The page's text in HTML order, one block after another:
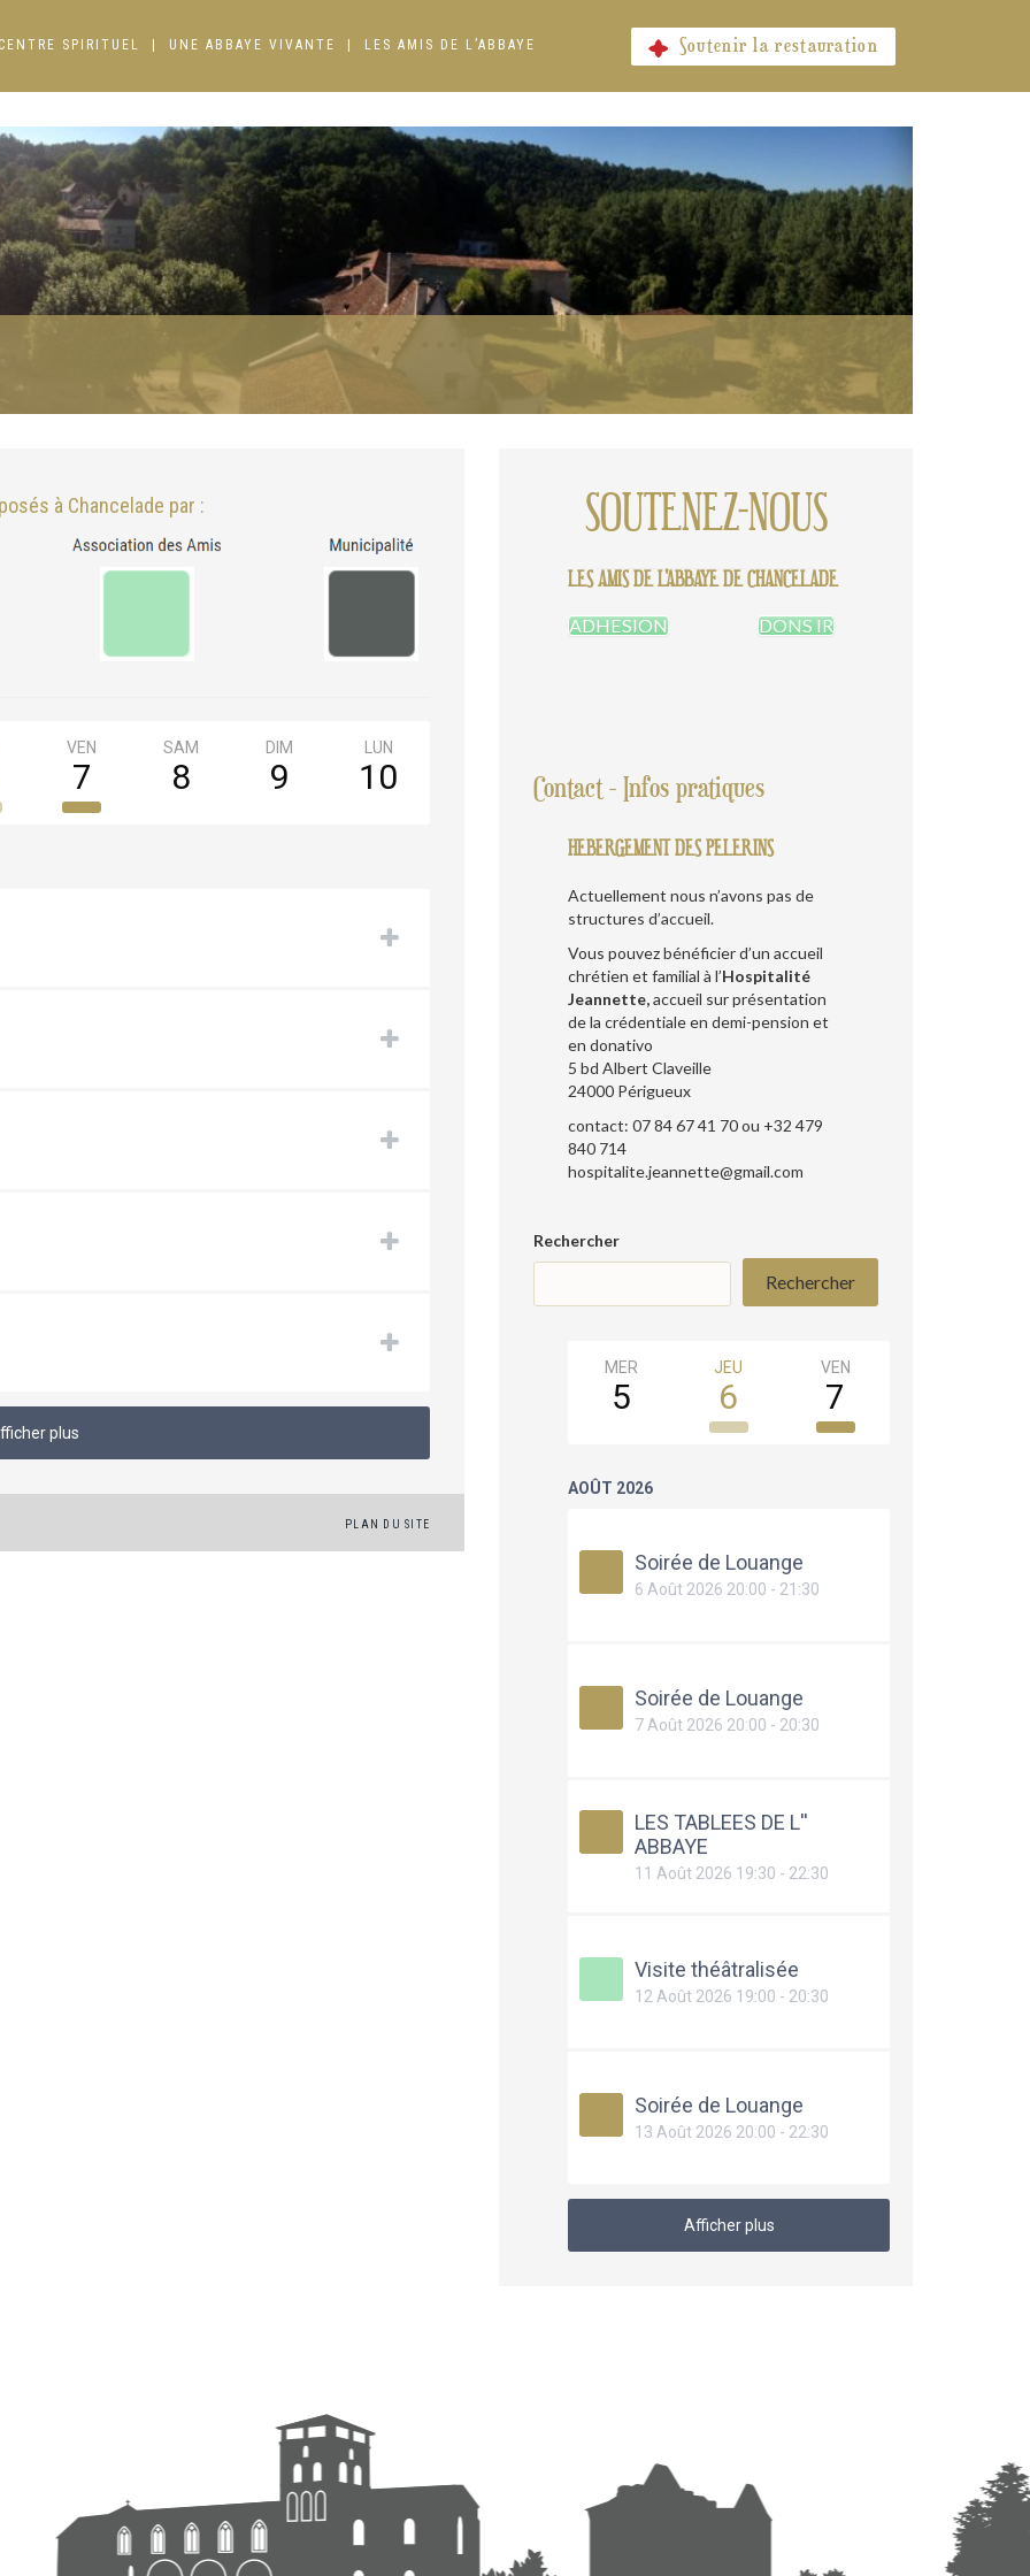
Soutenir la restauration
CENTRE SPIRITUEL UNE ABBAYE VIVANTE LES AMIS DE L’ABBAYE
à Chancelade par :
VEN
7
SAM
8
DIM
9
LUN
10 12 13 14
plus
PLAN DU SITE
SOUTENEZ-NOUS
LES AMIS DE L'ABBAYE DE CHANCELADE
ADHESION DONS IR
Contact - Infos pratiques
HEBERGEMENT DES PELERINS
Actuellement nous n’avons pas de
structures d’accueil.
Vous pouvez bénéficier d’un accueil
chrétien et familial à l’Hospitalité
Jeannette,accueil sur présentation
de la crédentiale en demi-pension et
en donativo
5 bd Albert Claveille
24000 Périgueux
contact: 07 84 67 41 70 ou +32 479
840 714
hospitalite.jeannette@gmail.com
Rechercher
Rechercher
MER
5
JEU
6
VEN
7
AOÛT 2026
Soirée de Louange
6 Août 2026 20:00 - 21:30
Soirée de Louange
7 Août 2026 20:00 - 20:30
LES TABLEES DE L''
ABBAYE
11 Août 2026 19:30 - 22:30
Visite théâtralisée
12 Août 2026 19:00 - 20:30
Soirée de Louange
13 Août 2026 20:00 - 22:30
Afficher plus